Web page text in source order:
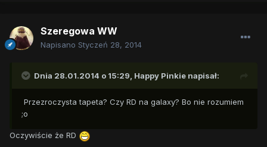
Szeregowa WW
Napisano Styczeń 28, 2014
Dnia 28.01.2014 o 15:29, Happy Pinkie napisał:
Przezroczysta tapeta? Czy RD na galaxy? Bo nie rozumiem
;o
Oczywiście że RD